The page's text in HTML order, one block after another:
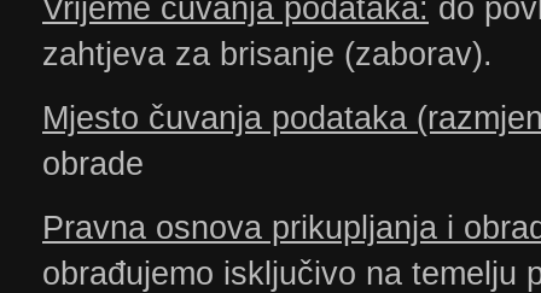
Vrijeme čuvanja podataka: do
zahtjeva za brisanje (zaborav).
Mjesto čuvanja podataka
obrade
Pravna osnova prikupljanja i
obrađujemo isključivo na temelju